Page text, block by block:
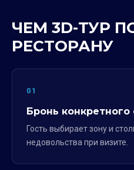
ЧЕМ 3D-ТУР
РЕСТОРАНУ
01
Бронь конкретного
Гость выбирает зону и
недовольства при визите.